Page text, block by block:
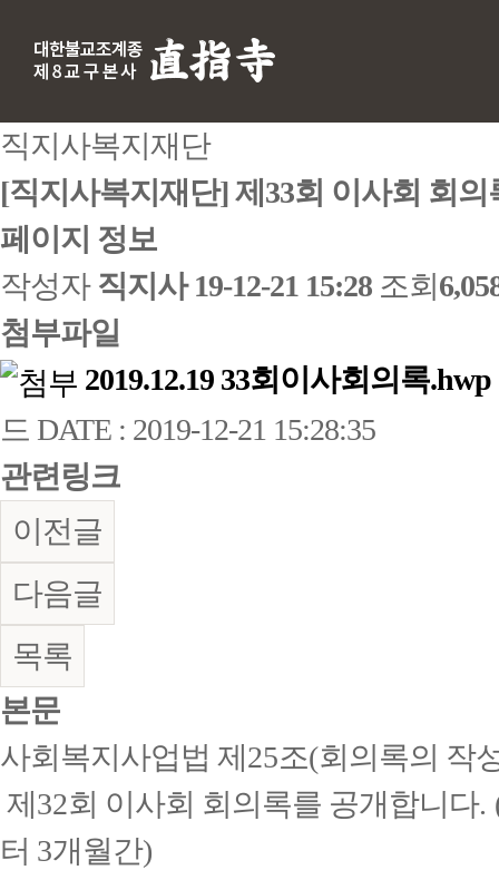
직지사복지재단
[직지사복지재단] 제33회 이사회 회의
페이지 정보
작성자 직지사 19-12-21 15:28 조회
첨부파일
2019.12.19 33회이사회의록.hwp
드 DATE : 2019-12-21 15:28:35
관련링크
이전글
다음글
목록
본문
사회복지사업법 제 25조(회의록의 작
제 32회 이사회 회의록를 공개합니다.
터 3개월간)